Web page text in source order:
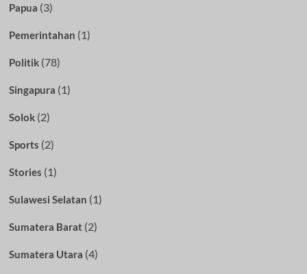
Papua (3)
Pemerintahan (1)
Politik(78)
Singapura (1)
Solok(2)
Sports (2)
Stories (1)
Sulawesi Selatan (1)
Sumatera Barat(2)
Sumatera Utara (4)